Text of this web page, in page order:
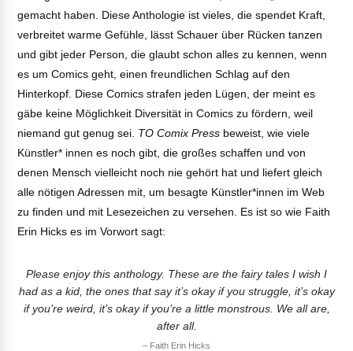
gemacht haben. Diese Anthologie ist vieles, die spendet Kraft,
verbreitet warme Gefühle, lässt Schauer über Rücken tanzen
und gibt jeder Person, die glaubt schon alles zu kennen, wenn
es um Comics geht, einen freundlichen Schlag auf den
Hinterkopf. Diese Comics strafen jeden Lügen, der meint es
gäbe keine Möglichkeit Diversität in Comics zu fördern, weil
niemand gut genug sei. TO Comix Press beweist, wie viele
Künstler* innen es noch gibt, die großes schaffen und von
denen Mensch vielleicht noch nie gehört hat und liefert gleich
alle nötigen Adressen mit, um besagte Künstler*innen im Web
zu finden und mit Lesezeichen zu versehen. Es ist so wie Faith
Erin Hicks es im Vorwort sagt:
Please enjoy this anthology. These are the fairy tales I wish I
had as a kid, the ones that say it’s okay if you struggle, it’s okay
if you’re weird, it’s okay if you’re a little monstrous. We all are,
after all.
Faith Erin Hicks